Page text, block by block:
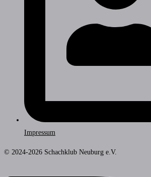
Impressum
© 2024-2026 Schachklub Neuburg e.V.